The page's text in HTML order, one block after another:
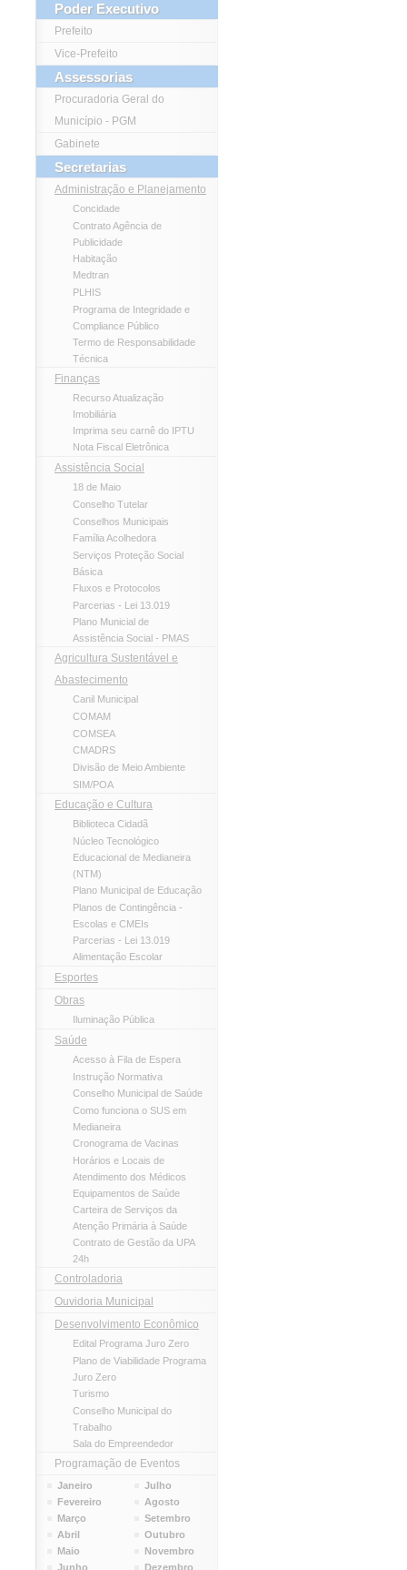
Poder Executivo
Prefeito
Vice-Prefeito
Assessorias
Procuradoria Geral do
Município - PGM
Gabinete
Secretarias
Administração e Planejamento
Concidade
Contrato Agência de
Publicidade
Habitação
Medtran
PLHIS
Programa de Integridade e
Compliance Público
Termo de Responsabilidade
Técnica
Finanças
Recurso Atualização
Imobiliária
Imprima seu carnê do IPTU
Nota Fiscal Eletrônica
Assistência Social
18 de Maio
Conselho Tutelar
Conselhos Municipais
Família Acolhedora
Serviços Proteção Social
Básica
Fluxos e Protocolos
Parcerias - Lei 13.019
Plano Municial de
Assistência Social - PMAS
Agricultura Sustentável e
Abastecimento
Canil Municipal
COMAM
COMSEA
CMADRS
Divisão de Meio Ambiente
SIM/POA
Educação e Cultura
Biblioteca Cidadã
Núcleo Tecnológico
Educacional de Medianeira
(NTM)
Plano Municipal de Educação
Planos de Contingência -
Escolas e CMEIs
Parcerias - Lei 13.019
Alimentação Escolar
Esportes
Obras
Iluminação Pública
Saúde
Acesso à Fila de Espera
Instrução Normativa
Conselho Municipal de Saúde
Como funciona o SUS em
Medianeira
Cronograma de Vacinas
Horários e Locais de
Atendimento dos Médicos
Equipamentos de Saúde
Carteira de Serviços da
Atenção Primária à Saúde
Contrato de Gestão da UPA
24h
Controladoria
Ouvidoria Municipal
Desenvolvimento Econômico
Edital Programa Juro Zero
Plano de Viabilidade Programa
Juro Zero
Turismo
Conselho Municipal do
Trabalho
Sala do Empreendedor
Programação de Eventos
Janeiro
Fevereiro
Março
Abril
Maio
Junho
Julho
Agosto
Setembro
Outubro
Novembro
Dezembro